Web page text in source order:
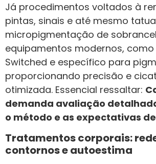
Já procedimentos voltados à
pintas, sinais e até mesmo
micropigmentação de
equipamentos modernos, como
Switched e específico para
proporcionando precisão e
otimizada. Essencial ressaltar:
demanda avaliação
o método e as expectativas
Tratamentos corporais:
contornos e autoestima